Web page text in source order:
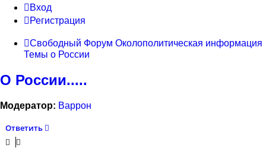
Вход
Регистрация
Свободный Форум Околополитическая информация
Темы о России
О России.....
Модератор: Варрон
Ответить